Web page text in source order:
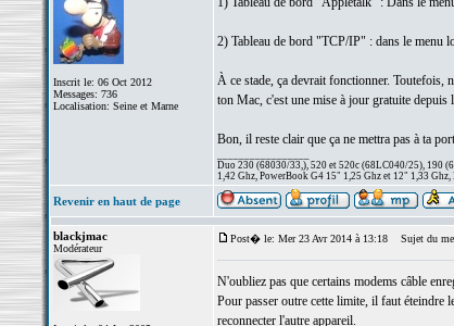
Inscrit le: 06 Oct 2012
Messages: 736
Localisation: Seine et Marne
2) Tableau de bord "TCP/IP" : dans le menu
À ce stade, ça devrait fonctionner. Toutefois,
ton Mac, c'est une mise à jour gratuite
Bon, il reste clair que ça ne mettra pas à ta
Duo 230 (68030/33,), 520 et 520c (68LC040/25), 190
1,42 Ghz, PowerBook G4 15" 1,25 Ghz et 12" 1,33
Revenir en haut de page
blackjmac
Modérateur
Post� le: Mer 23 Avr 2014 à 13:18 Sujet du
N'oubliez pas que certains modems câble
Pour passer outre cette limite, il faut éteindre
reconnecter l'autre appareil.